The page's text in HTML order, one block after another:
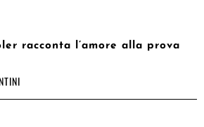
racconta l’amore alla prova